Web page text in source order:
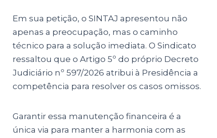
Em sua petição, o SINTAJ apresentou não
apenas a preocupação, mas o caminho
técnico para a solução imediata. O Sindicato
ressaltou que o Artigo 5º do próprio Decreto
Judiciário nº 597/2026 atribui à Presidência a
competência para resolver os casos omissos.
Garantir essa manutenção financeira é a
única via para manter a harmonia com as